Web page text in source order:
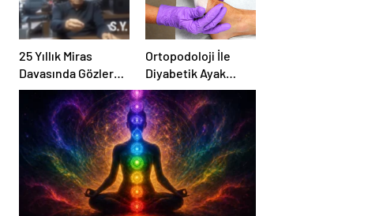
25 Yıllık Miras
Davasında Gözler
Temmuz Ayındaki
Karar Duruşmasına
Çevrildi
Ortopodoloji İle
Diyabetik Ayak
Yarası Tedavisi